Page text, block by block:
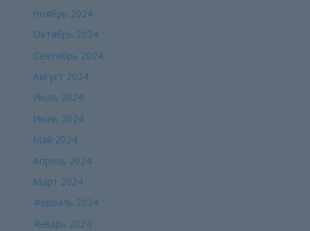
Ноябрь 2024
Октябрь 2024
Сентябрь 2024
Август 2024
Июль 2024
Июнь 2024
Май 2024
Апрель 2024
Март 2024
Февраль 2024
Январь 2024